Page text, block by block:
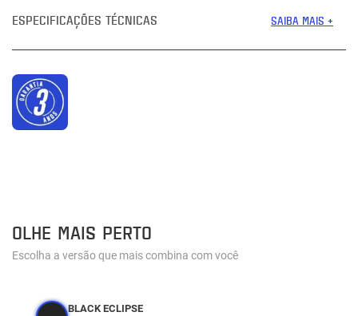
ESPECIFICAÇÕES TÉCNICAS SAIBA MAIS +
OLHE MAIS PERTO
Escolha a versão que mais combina com você
BLACK ECLIPSE